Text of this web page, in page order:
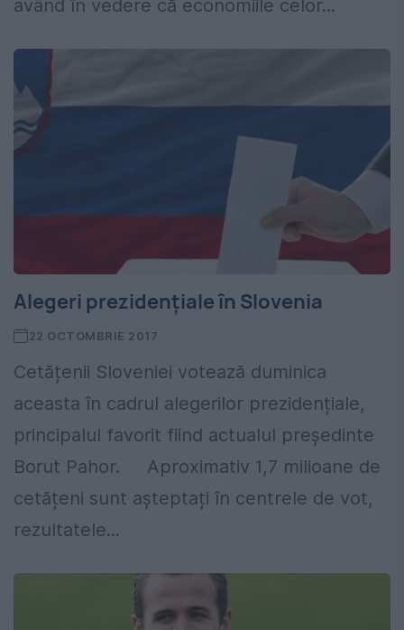
având în vedere că economiile celor...
Alegeri prezidențiale în Slovenia
22 OCTOMBRIE 2017
Cetățenii Sloveniei votează duminica
aceasta în cadrul alegerilor prezidențiale,
principalul favorit fiind actualul președinte
Borut Pahor. Aproximativ 1,7 milioane de
cetățeni sunt așteptați în centrele de vot,
rezultatele...